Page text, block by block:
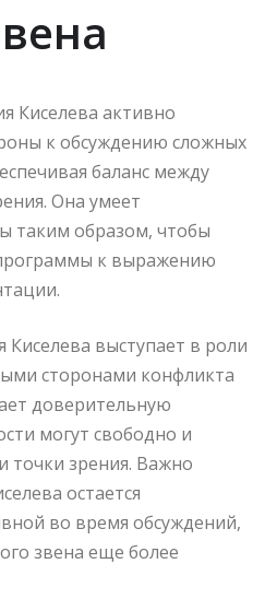
Киселева активно
к обсуждению сложных
баланс между
Она умеет
таким образом, чтобы
к выражению
Киселева выступает в роли
сторонами конфликта
доверительную
могут свободно и
точки зрения. Важно
остается
во время обсуждений,
звена еще более